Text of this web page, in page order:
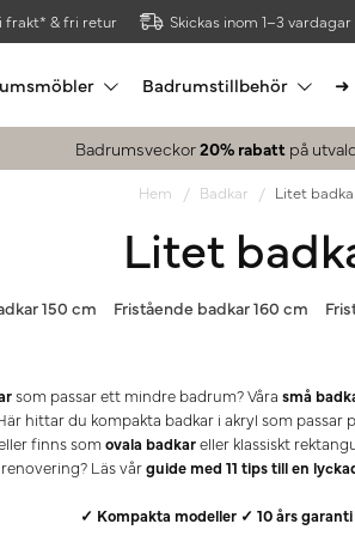
frakt* & fri retur Skickas inom 1–3 vardagar
Badrumstillbehör ➜
Badrumsveckor20% rabatt på
Hem Badkar Litet
Litet
150 cm Fristående badkar 160 cm
som passar ett mindre badrum? Våra små
hittar du kompakta badkar i akryl som
finns som ovala badkareller klassiskt
renovering? Läs vårguide med 11 tips till en
✓ Kompakta modeller ✓ 10 års